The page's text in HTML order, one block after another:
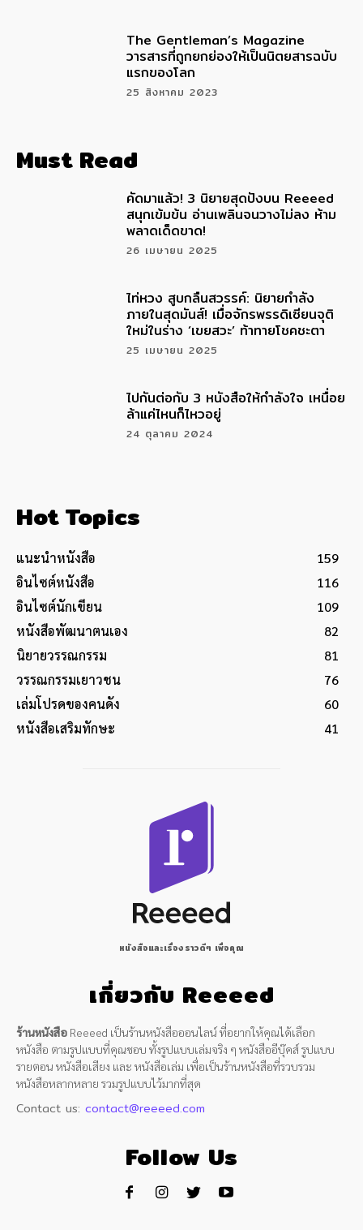
The Gentleman’s Magazine
วารสารที่ถูกยกย่องให้เป็นนิตยสารฉบับ
แรกของโลก
25 สิงหาคม 2023
Must Read
คัดมาแล้ว! 3 นิยายสุดปังบน Reeeed
สนุกเข้มข้น อ่านเพลินจนวางไม่ลง ห้าม
พลาดเด็ดขาด!
26 เมษายน 2025
ไท่หวง สูบกลืนสวรรค์: นิยายกำลัง
ภายในสุดมันส์! เมื่อจักรพรรดิเซียนจุติ
ใหม่ในร่าง ‘เขยสวะ’ ท้าทายโชคชะตา
25 เมษายน 2025
ไปกันต่อกับ 3 หนังสือให้กำลังใจ เหนื่อย
ล้าแค่ไหนก็ไหวอยู่
24 ตุลาคม 2024
Hot Topics
แนะนำหนังสือ
159
อินไซต์หนังสือ
116
อินไซต์นักเขียน
109
หนังสือพัฒนาตนเอง
82
นิยายวรรณกรรม
81
วรรณกรรมเยาวชน
76
เล่มโปรดของคนดัง
60
หนังสือเสริมทักษะ
41
หนังสือและเรื่องราวดีๆ เพื่อคุณ
เกี่ยวกับ Reeeed
ร้านหนังสือ Reeeed เป็นร้านหนังสือออนไลน์ ที่อยากให้คุณได้เลือก
หนังสือ ตามรูปแบบที่คุณชอบ ทั้งรูปแบบเล่มจริง ๆ หนังสืออีบุ๊คส์ รูปแบบ
รายตอน หนังสือเสียง และ หนังสือเล่ม เพื่อเป็นร้านหนังสือที่รวบรวม
หนังสือหลากหลาย รวมรูปแบบไว้มากที่สุด
Contact us: contact@reeeed.com
Follow Us